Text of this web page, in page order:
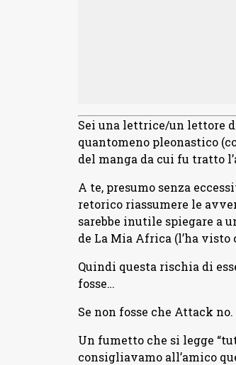
Sei una lettrice/un lettore
quantomeno pleonastico
del manga da cui fu tratto
A te, presumo senza
retorico riassumere le
sarebbe inutile spiegare a
de La Mia Africa (l’ha
Quindi questa rischia di
fosse…
Se non fosse che Attack
Un fumetto che si legge
consigliavamo all’amico